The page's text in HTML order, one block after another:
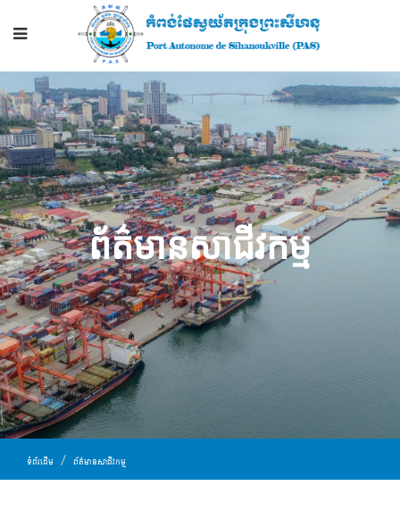
ព័ត៌មានសាជីវកម្ម
ទំព័រដើម ព័ត៌មានសាជីវកម្ម